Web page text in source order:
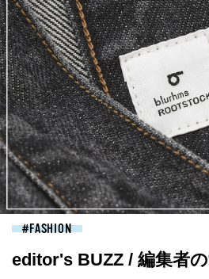
FASHION
editor's BUZZ / 編集者